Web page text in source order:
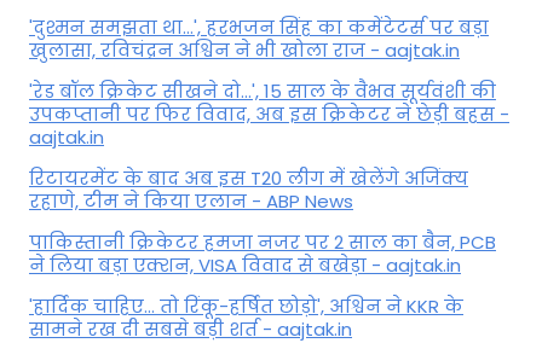
'दुश्मन समझता था...', हरभजन सिंह का कमेंटेटर्स पर बड़ा
खुलासा, रव‍िचंद्रन अश्विन ने भी खोला राज - aajtak.in
'रेड बॉल क्रिकेट सीखने दो...', 15 साल के वैभव सूर्यवंशी की
उपकप्तानी पर फ‍िर व‍िवाद, अब इस क्रिकेटर ने छेड़ी बहस -
aajtak.in
रिटायरमेंट के बाद अब इस T20 लीग में खेलेंगे अजिंक्य
रहाणे, टीम ने किया एलान - ABP News
पाकिस्तानी क्रिकेटर हमजा नजर पर 2 साल का बैन, PCB
ने ल‍िया बड़ा एक्शन, VISA व‍िवाद से बखेड़ा - aajtak.in
'हार्दिक चाहिए... तो रिंकू-हर्षित छोड़ो', अश्विन ने KKR के
सामने रख दी सबसे बड़ी शर्त - aajtak.in